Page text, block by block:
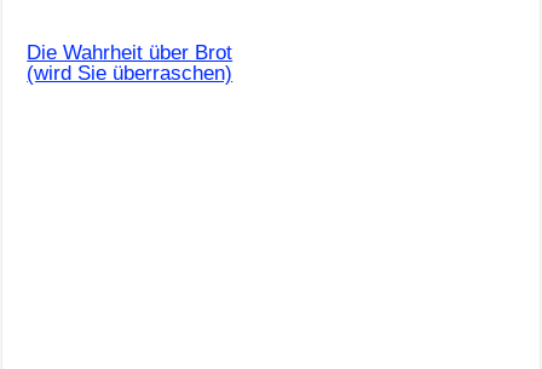
Die Wahrheit über Brot
(wird Sie überraschen)